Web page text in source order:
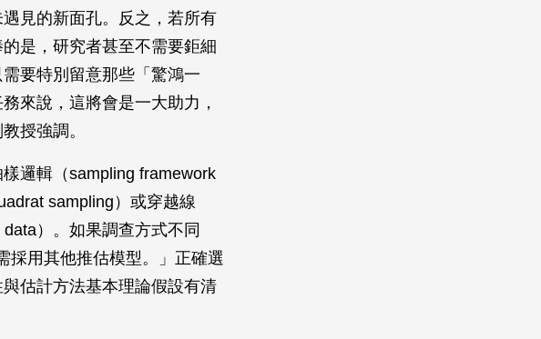
見的新面孔。反之，若所有
是，研究者甚至不需要鉅細
要特別留意那些「驚鴻一
來說，這將會是一大助力，
授強調。
邏輯（sampling framework
sampling）或穿越線
）。如果調查方式不同
採用其他推估模型。」正確選
估計方法基本理論假設有清